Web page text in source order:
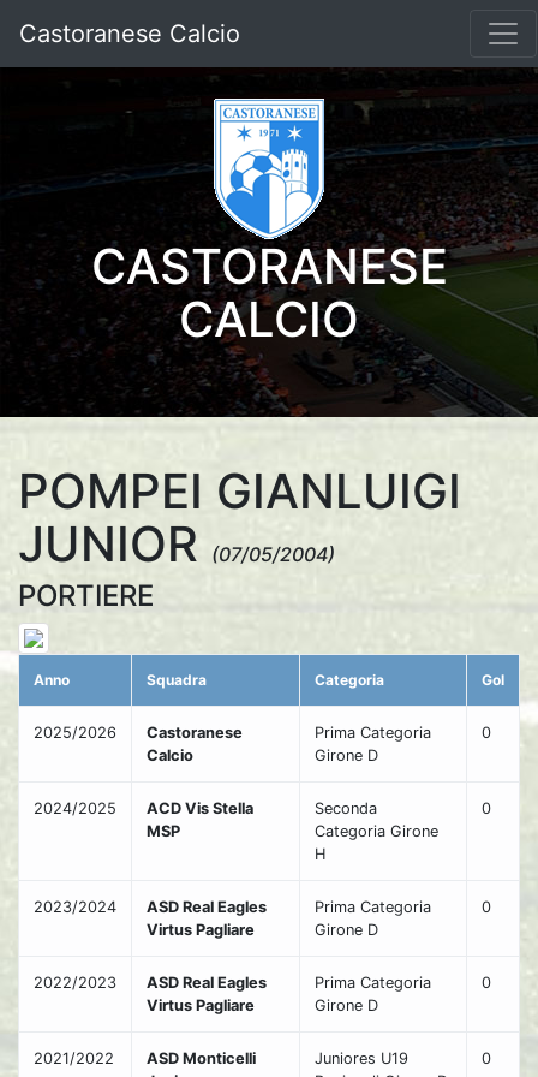
Castoranese Calcio
CASTORANESE
CALCIO
POMPEI GIANLUIGI
JUNIOR
(07/05/2004)
PORTIERE
Anno Squadra Categoria Gol
2025/2026
Castoranese
Calcio
Prima Categoria
Girone D
0
2024/2025
ACD Vis Stella
MSP
Seconda
Categoria Girone
H
0
2023/2024
ASD Real Eagles
Virtus Pagliare
Prima Categoria
Girone D
0
2022/2023
ASD Real Eagles
Virtus Pagliare
Prima Categoria
Girone D
0
2021/2022
ASD Monticelli
Juniores U19
0